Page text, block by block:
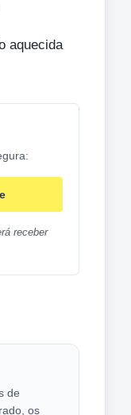
aquecida
receber
de
os